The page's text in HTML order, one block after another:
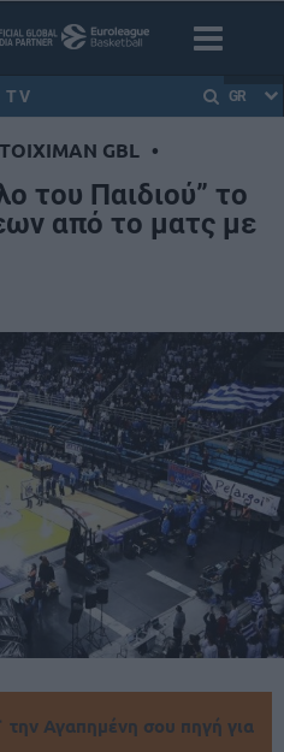
TV GR
GBL •
του Παιδιού” το
από το ματς με
την Αγαπημένη σου πηγή για